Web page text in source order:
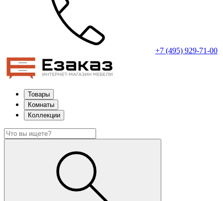
+7 (495) 929-71-00
Товары
Комнаты
Коллекции